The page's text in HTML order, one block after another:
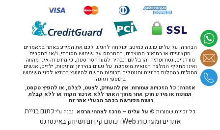
הבהרה: על עלים עושה כמיטב יכולתה להגיש לכם את המידע באתר במאמרים
מקצועיים או בתיאור המוצרים, בהתבסס על שימוש מסורתי, ו/או מחקרים
מודרניים, נטורופתיה והרבליזם. נבהיר למען הסר ספק, כי מידע זה אינו מהווה
ואינו מחליף המלצה רפואית מוסמכת. על נשים בהיריון ומיניקות, ילדים, אנשים
החולים במחלות כרוניות והנוטלים תרופות מרשם להיוועץ ברופא לפני השימוש
בתוספי תזונה.
אזהרה: כל הזכויות שמורות. אין להעתיק, לצטט, לצלם, או להפיץ טקסט,
תמונות או מידע תוכן אחר מתוך האתר ללא אזכור מקורו או ללא קבלת
רשות מפורשת בכתב מבעלי אתר זה.
כל זכויות שמורות © על עלים – מרכז לצמחי מרפא. נבנה ע"יכתום בניית
אתרים ומערכות Web
| כתום קידום ושיווק באינטרנט